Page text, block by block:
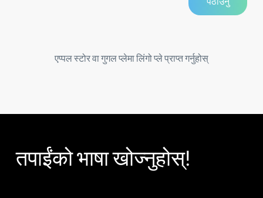
एप्पल स्टोर वा गुगल प्लेमा लिंगो प्ले प्राप्त गर्नुहोस्
तपाईंको भाषा खोज्नुहोस्!